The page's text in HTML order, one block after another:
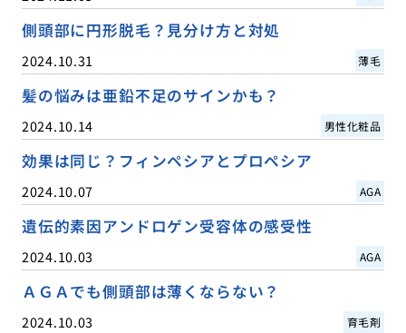
側頭部に円形脱毛？見分け方と対処
2024.10.31 薄毛
髪の悩みは亜鉛不足のサインかも？
2024.10.14 男性化粧品
効果は同じ？フィンペシアとプロペシア
2024.10.07 AGA
遺伝的素因アンドロゲン受容体の感受性
2024.10.03 AGA
ＡＧＡでも側頭部は薄くならない？
2024.10.03 育毛剤